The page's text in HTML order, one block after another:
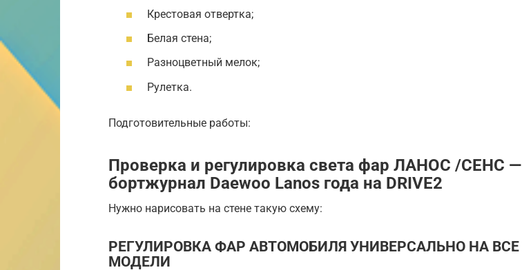
Крестовая отвертка;
Белая стена;
Разноцветный мелок;
Рулетка.
Подготовительные работы:
Проверка и регулировка света фар ЛАНОС /СЕНС —
бортжурнал Daewoo Lanos года на DRIVE2
Нужно нарисовать на стене такую схему:
РЕГУЛИРОВКА ФАР АВТОМОБИЛЯ УНИВЕРСАЛЬНО НА ВСЕ
МОДЕЛИ